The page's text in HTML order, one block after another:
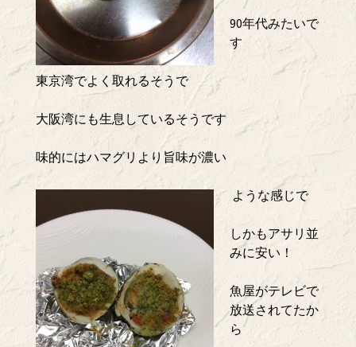
90年代みたいで
す
東京湾でよく取れるそうで
大阪湾にも生息しているそうです
味的にはハマグリより旨味が濃い
ような感じで
しかもアサリ並
みに安い！
魚屋がテレビで
放送されてたか
ら